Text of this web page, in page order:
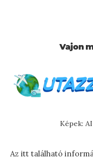
Vajon
Képek:
Az itt található